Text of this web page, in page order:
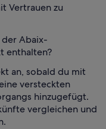
Vertrauen zu
der Abaix-
enthalten?
an, sobald du mit
versteckten
hinzugefügt.
vergleichen und